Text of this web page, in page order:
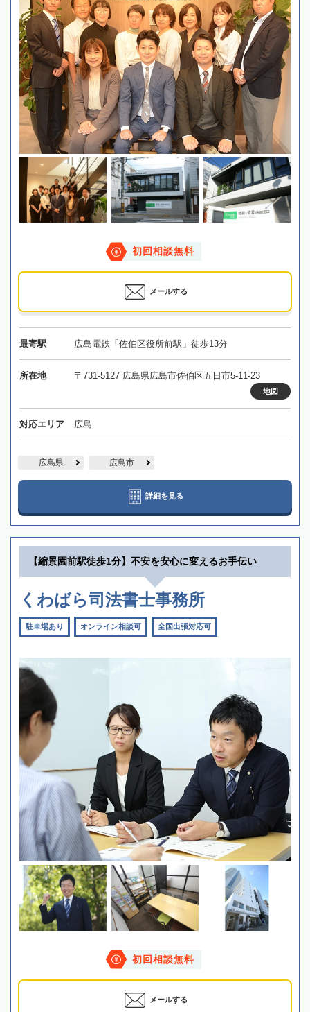
初回相談無料
メールする
最寄駅 広島電鉄「佐伯区役所前駅」徒歩13分
所在地 〒731-5127 広島県広島市佐伯区五日市5-11-23
地図
対応エリア 広島
広島県 広島市
詳細を見る
【縮景園前駅徒歩1分】不安を安心に変えるお手伝い
くわばら司法書士事務所
駐車場あり オンライン相談可 全国出張対応可
初回相談無料
メールする